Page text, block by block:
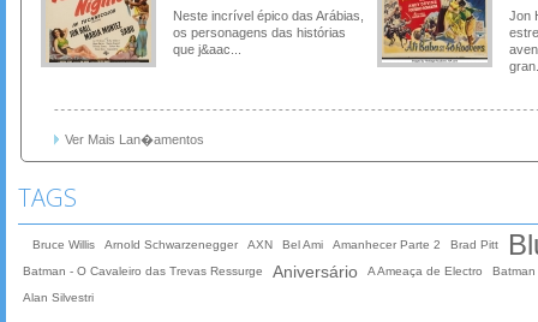
Neste incrível épico das Arábias,
os personagens das histórias
que j&aac...
Jon
Ver Mais Lan�amentos
TAGS
Bruce Willis Arnold Schwarzenegger AXN Bel Ami Amanhecer Parte 2 Brad Pitt
Batman - O Cavaleiro das Trevas Ressurge Aniversário A Ameaça de Electro
Batman
Alan Silvestri